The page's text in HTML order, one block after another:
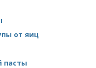
от яиц
пасты